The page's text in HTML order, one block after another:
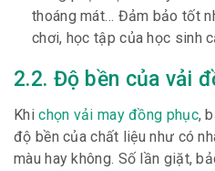
thoáng mát… Đảm bảo tốt
chơi, học tập của học sinh
2.2. Độ bền của vải
Khichọn vải may đồng phục,
độ bền của chất liệu như có
màu hay không. Số lần giặt,